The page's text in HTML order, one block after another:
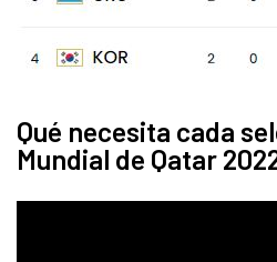
Qué necesita cada
Mundial de Qatar